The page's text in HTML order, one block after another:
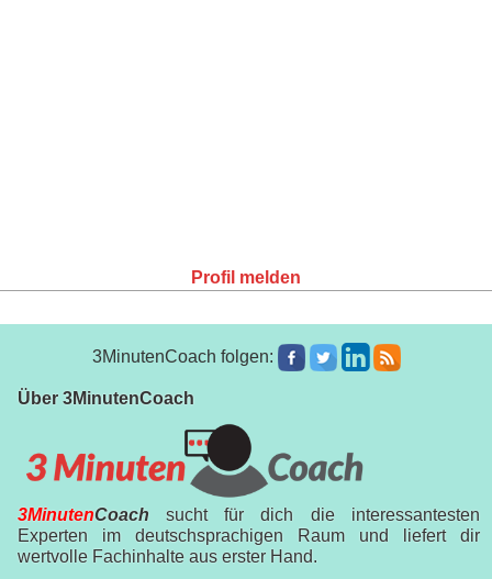
Profil melden
3MinutenCoach folgen:
Über 3MinutenCoach
3MinutenCoach sucht für dich die interessantesten
Experten im deutschsprachigen Raum und liefert dir
wertvolle Fachinhalte aus erster Hand.